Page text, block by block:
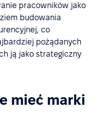
pracowników jako
budowania
co
pożądanych
ją jako strategiczny
mieć marki